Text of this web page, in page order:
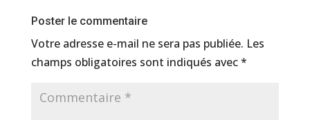
Poster le commentaire
Votre adresse e-mail ne sera pas publiée. Les
champs obligatoires sont indiqués avec*